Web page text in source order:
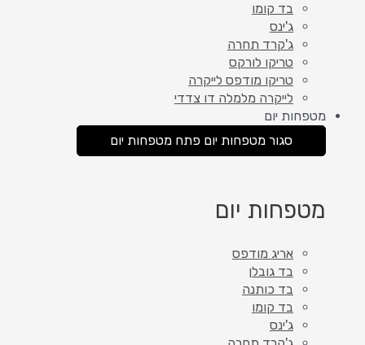
בד קומו
ג'ינס
ג'קרד תחרה
טריקו לורקס
טריקו מודפס לייקרה
לייקרה מלמלה דו צדדי
מטפחות יום
סגור מטפחות יום פתח מטפחות יום
מטפחות יום
אריג מודפס
בד גובלן
בד כותנה
בד קומו
ג'ינס